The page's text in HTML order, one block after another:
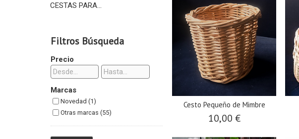
CESTAS PARA...
Filtros Búsqueda
Precio
Marcas
Novedad (1)
Otras marcas (55)
Cesto Pequeño de Mimbre
10,00 €